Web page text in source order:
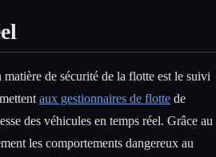
de sécurité de la flotte est le suivi
aux gestionnaires de flotte de
des véhicules en temps réel. Grâce au
les comportements dangereux au